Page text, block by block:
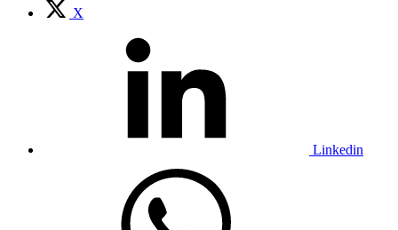
X
Linkedin